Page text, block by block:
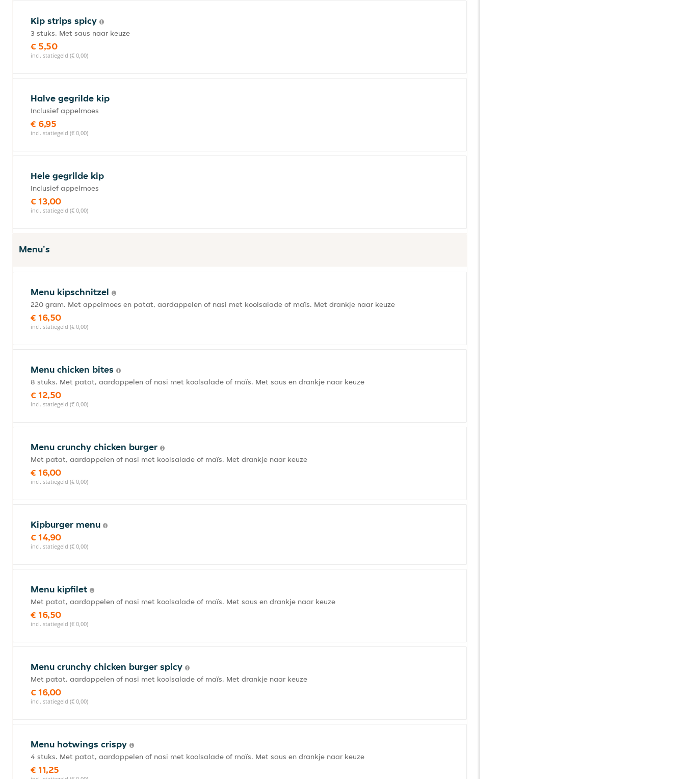
Kip strips spicy
3 stuks. Met saus naar keuze
€ 5,50
incl. statiegeld (€ 0,00)
Halve gegrilde kip
Inclusief appelmoes
€ 6,95
incl. statiegeld (€ 0,00)
Hele gegrilde kip
Inclusief appelmoes
€ 13,00
incl. statiegeld (€ 0,00)
Menu's
Menu kipschnitzel
220 gram. Met appelmoes en patat, aardappelen of nasi met koolsalade of maïs. Met drankje naar keuze
€ 16,50
incl. statiegeld (€ 0,00)
Menu chicken bites
8 stuks. Met patat, aardappelen of nasi met koolsalade of maïs. Met saus en drankje naar keuze
€ 12,50
incl. statiegeld (€ 0,00)
Menu crunchy chicken burger
Met patat, aardappelen of nasi met koolsalade of maïs. Met drankje naar keuze
€ 16,00
incl. statiegeld (€ 0,00)
Kipburger menu
€ 14,90
incl. statiegeld (€ 0,00)
Menu kipfilet
Met patat, aardappelen of nasi met koolsalade of maïs. Met saus en drankje naar keuze
€ 16,50
incl. statiegeld (€ 0,00)
Menu crunchy chicken burger spicy
Met patat, aardappelen of nasi met koolsalade of maïs. Met drankje naar keuze
€ 16,00
incl. statiegeld (€ 0,00)
Menu hotwings crispy
4 stuks. Met patat, aardappelen of nasi met koolsalade of maïs. Met saus en drankje naar keuze
€ 11,25